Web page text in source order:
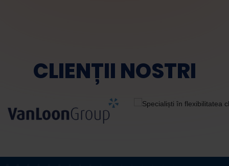
CLIENȚII NOSTRI